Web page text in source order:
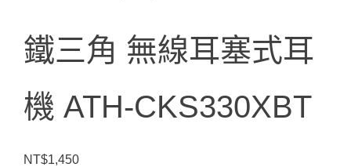
鐵三角 無線耳塞式耳
機 ATH-CKS330XBT
NT$1,450